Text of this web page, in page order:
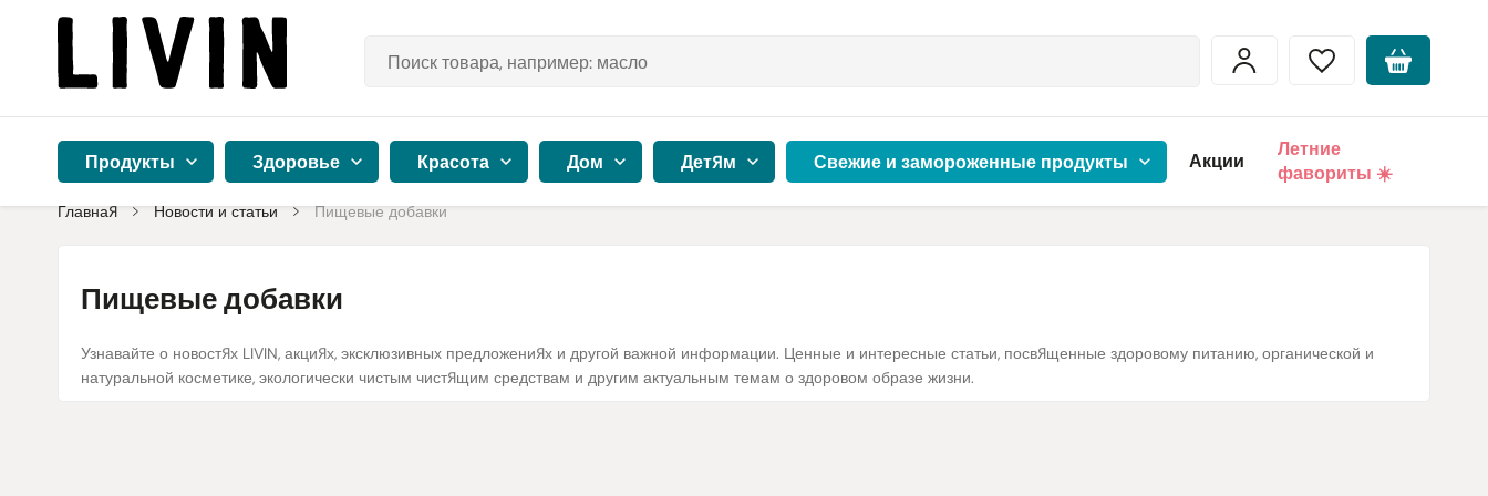
Продукты Здоровье Красота Дом Детям Свежие и замороженные продукты Акции
Летние
фавориты ☀️
Главная Новости и статьи Пищевые добавки
Пищевые добавки
Узнавайте о новостях LIVIN, акциях, эксклюзивных предложениях и другой важной информации. Ценные и интересные статьи, посвященные здоровому питанию, органической и
натуральной косметике, экологически чистым чистящим средствам и другим актуальным темам о здоровом образе жизни.